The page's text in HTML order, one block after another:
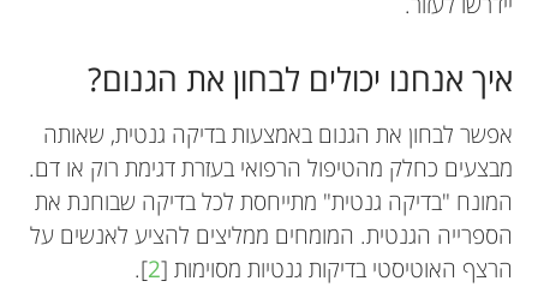
איך אנחנו יכולים לבחון את הגנום?
אפשר לבחון את הגנום באמצעות בדיקה גנטית, שאותה
מבצעים כחלק מהטיפול הרפואי בעזרת דגימת רוק או דם.
המונח "בדיקה גנטית" מתייחסת לכל בדיקה שבוחנת את
הספרייה הגנטית. המומחים ממליצים להציע לאנשים על
הרצף האוטיסטי בדיקות גנטיות מסוימות [2
].